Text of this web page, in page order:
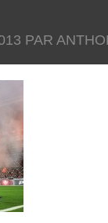
PAR